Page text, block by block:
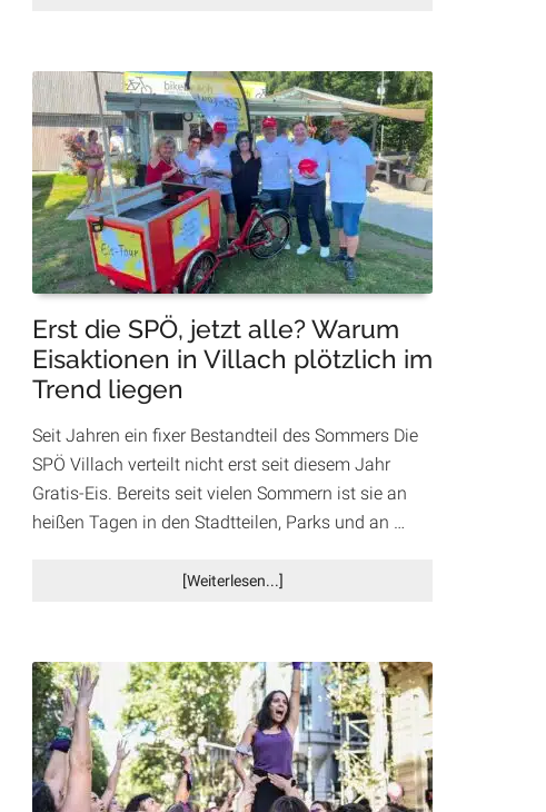
Unterstützung
für
Eltern:
Villach
bietet
Betreuung
in
den
Herbstferien
Erst die SPÖ, jetzt alle? Warum
Eisaktionen in Villach plötzlich im
Trend liegen
Seit Jahren ein fixer Bestandteil des Sommers Die
SPÖ Villach verteilt nicht erst seit diesem Jahr
Gratis-Eis. Bereits seit vielen Sommern ist sie an
heißen Tagen in den Stadtteilen, Parks und an …
[Weiterlesen...]Infos
die
SPÖ,
jetzt
alle?
Warum
Eisaktionen